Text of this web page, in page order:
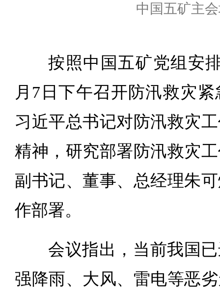
中国五矿主
按照中国五矿党组安
月7日下午召开防汛救灾
习近平总书记对防汛救灾
精神，研究部署防汛救灾
副书记、董事、总经理朱
作部署。
会议指出，当前我国
强降雨、大风、雷电等恶